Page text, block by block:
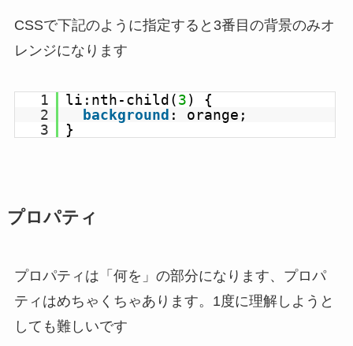
CSSで下記のように指定すると3番目の背景のみオ
レンジになります
1 li:nth-child(3) {
2
background : orange;
3
}
プロパティ
プロパティは「何を」の部分になります、プロパ
ティはめちゃくちゃあります。1度に理解しようと
しても難しいです